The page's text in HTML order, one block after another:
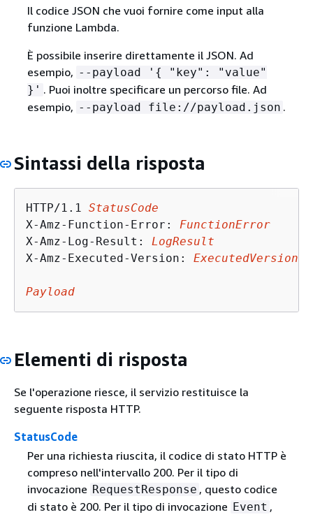
Il codice JSON che vuoi fornire come input alla
funzione Lambda.
È possibile inserire direttamente il JSON. Ad
esempio, --payload ' { "key": "value"
}' . Puoi inoltre specificare un percorso file. Ad
esempio, --payload file://payload.json .
Sintassi della risposta
HTTP/1.1 StatusCode
X-Amz-Function-Error: FunctionError
X-Amz-Log-Result: LogResult
X-Amz-Executed-Version: ExecutedVersion
Payload
Elementi di risposta
Se l'operazione riesce, il servizio restituisce la
seguente risposta HTTP.
StatusCode
Per una richiesta riuscita, il codice di stato HTTP è
compreso nell'intervallo 200. Per il tipo di
invocazione RequestResponse , questo codice
di stato è 200. Per il tipo di invocazione Event ,